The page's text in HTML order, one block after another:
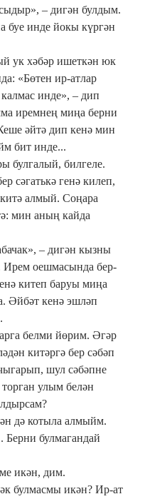
– дигән булдым.
буе инде йокы күргән
ук хәбәр ишеткән юк
«Бөтен ир-атлар
инде», – дип
иремнең миңа берни
әйтә дип кенә мин
бит инде...
булгалый, билгеле.
сәгатькә генә килеп,
алмый. Соңара
мин аның кайда
– дигән кызны
Ирем оешмасында бер-
китеп баруы миңа
Әйбәт кенә эшләп
белми йөрим. Әгәр
китәргә бер сәбәп
шул сәбәпне
улым белән
дә котыла алмыйм.
булмагандай
икән, дим.
булмасмы икән? Ир-ат